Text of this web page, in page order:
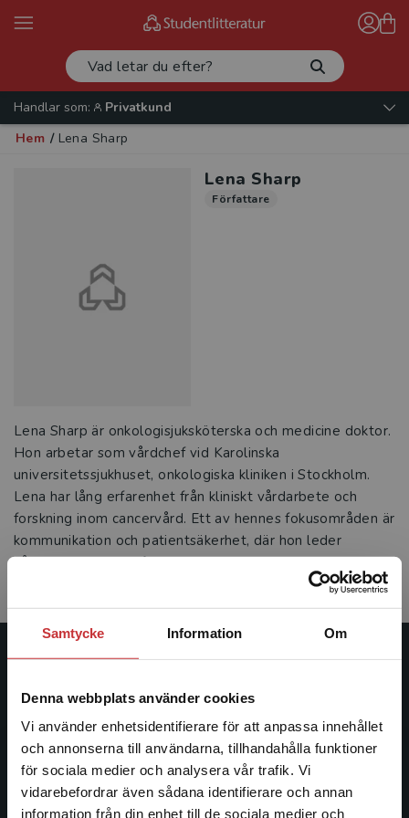
Samtycke Information Om
Denna webbplats använder cookies
Vi använder enhetsidentifierare för att anpassa innehållet
och annonserna till användarna, tillhandahålla funktioner
för sociala medier och analysera vår trafik. Vi
vidarebefordrar även sådana identifierare och annan
information från din enhet till de sociala medier och
Begränsad fraktregion
Handlar som:
Privatkund
Hem / Lena Sharp
Lena Sharp
Författare
Lena Sharp är onkologisjuksköterska och medicine doktor.
Hon arbetar som vårdchef vid Karolinska
universitetssjukhuset, onkologiska kliniken i Stockholm.
Lena har lång erfarenhet från kliniskt vårdarbete och
forskning inom cancervård. Ett av hennes fokusområden är
kommunikation och patientsäkerhet, där hon leder
vårdutveckling och forskningsprojekt samt
Studentlitteratur grundades 1963 och är idag Sveriges
ledande utbildningsförlag. Med läromedel, kurslitteratur,
facklitteratur, utbildningar och digitala
informationstjänster i utbudet, finns Studentlitteratur med
längs hela kunskapsresan.